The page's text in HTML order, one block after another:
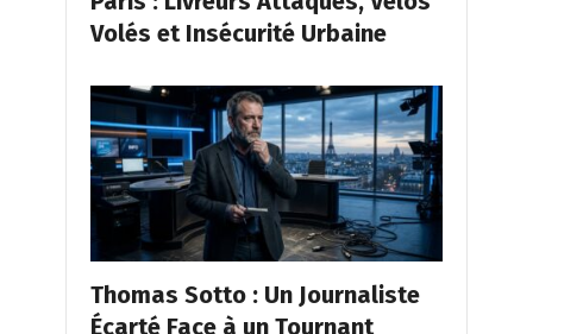
Volés et Insécurité Urbaine
Thomas Sotto : Un Journaliste
Écarté Face à un Tournant